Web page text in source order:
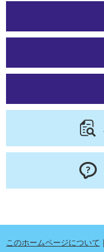
このホームページについて